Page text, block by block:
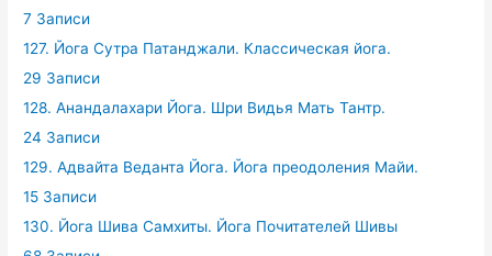
7 Записи
127. Йога Сутра Патанджали. Классическая йога.
29 Записи
128. Анандалахари Йога. Шри Видья Мать Тантр.
24 Записи
129. Адвайта Веданта Йога. Йога преодоления Майи.
15 Записи
130. Йога Шива Самхиты. Йога Почитателей Шивы